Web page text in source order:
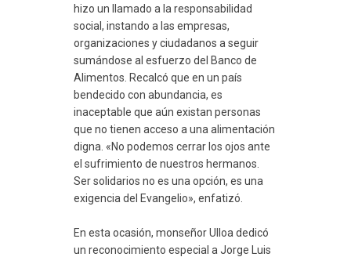
hizo un llamado a la responsabilidad
social, instando a las empresas,
organizaciones y ciudadanos a seguir
sumándose al esfuerzo del Banco de
Alimentos. Recalcó que en un país
bendecido con abundancia, es
inaceptable que aún existan personas
que no tienen acceso a una alimentación
digna. «No podemos cerrar los ojos ante
el sufrimiento de nuestros hermanos.
Ser solidarios no es una opción, es una
exigencia del Evangelio», enfatizó.
En esta ocasión, monseñor Ulloa dedicó
un reconocimiento especial a Jorge Luis